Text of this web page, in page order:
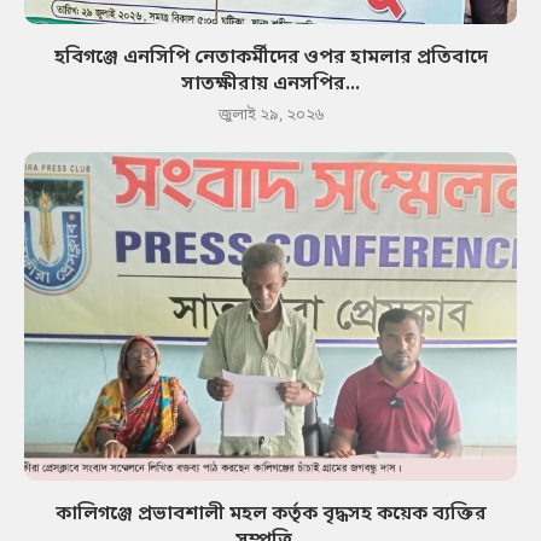
হবিগঞ্জে এনসিপি নেতাকর্মীদের ওপর হামলার প্রতিবাদে
সাতক্ষীরায় এনসপির...
জুলাই ২৯, ২০২৬
কালিগঞ্জে প্রভাবশালী মহল কর্তৃক বৃদ্ধসহ কয়েক ব্যক্তির